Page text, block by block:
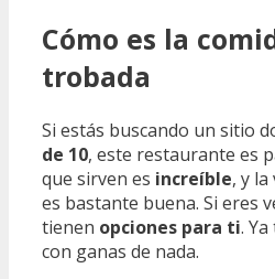
Cómo es la
trobada
Si estás buscando un sitio
de 10, este restaurante es
que sirven es increíble, y
es bastante buena. Si eres
tienen opciones para ti.
con ganas de nada.